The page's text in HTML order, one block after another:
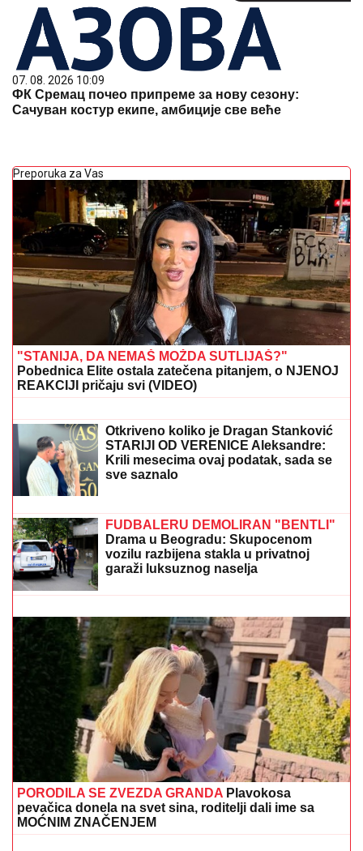
07. 08. 2026 10:09
ФК Сремац почео припреме за нову сезону:
Сачуван костур екипе, амбиције све веће
Preporuka za Vas
"STANIJA, DA NEMAŠ MOŽDA SUTLIJAŠ?"
Pobednica Elite ostala zatečena pitanjem, o NJENOJ
REAKCIJI pričaju svi (VIDEO)
Amidžića i Mine Naumović, redovno ih
POSEĆUJE ŽENA IZ AZIJE: "Bio je
proces oko papirologije, sa Perunom
ne može da pomogne"
Krili mesecima ovaj podatak, sada se
sve saznalo
LUKASOVA NAJMLAĐA ĆERKA VIKTORIJA JE BAŠ
PORASLA!Sa sestrom Sofijom uživa na moru:
Ponosna mama Sonja pokazala fotke, puno joj srce
FUDBALERU DEMOLIRAN "BENTLI"
Drama u Beogradu: Skupocenom
vozilu razbijena stakla u privatnoj
garaži luksuznog naselja